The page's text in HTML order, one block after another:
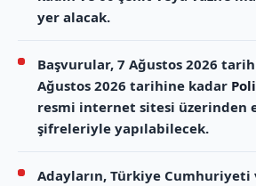
yer alacak.
Başvurular, 7 Ağustos 2026
Ağustos 2026 tarihine kadar
resmi internet sitesi üzerinden
şifreleriyle yapılabilecek.
Adayların, Türkiye Cumhuriyeti